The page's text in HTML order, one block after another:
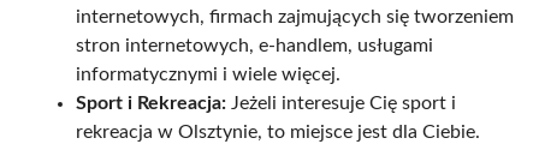
internetowych, firmach zajmujących się tworzeniem
stron internetowych, e-handlem, usługami
informatycznymi i wiele więcej.
Sport i Rekreacja: Jeżeli interesuje Cię sport i
rekreacja w Olsztynie, to miejsce jest dla Ciebie.